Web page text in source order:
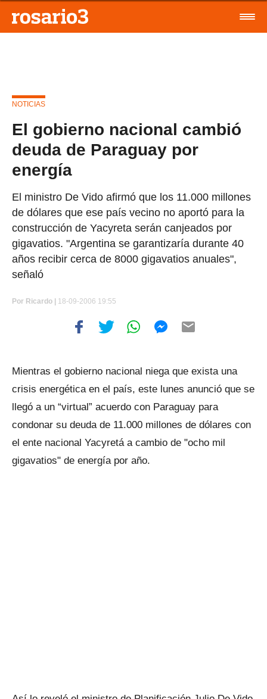
NOTICIAS
El gobierno nacional cambió
deuda de Paraguay por
energía
El ministro De Vido afirmó que los 11.000 millones
de dólares que ese país vecino no aportó para la
construcción de Yacyreta serán canjeados por
gigavatios. "Argentina se garantizaría durante 40
años recibir cerca de 8000 gigavatios anuales",
señaló
Por Ricardo | 18-09-2006 19:55
Mientras el gobierno nacional niega que exista una
crisis energética en el país, este lunes anunció que se
llegó a un “virtual” acuerdo con Paraguay para
condonar su deuda de 11.000 millones de dólares con
el ente nacional Yacyretá a cambio de "ocho mil
gigavatios" de energía por año.